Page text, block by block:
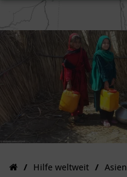
Hilfe weltweit Asien